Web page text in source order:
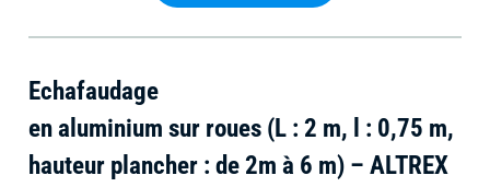
béton
déshumidificateur
Echafaudage
en aluminium sur roues (L : 2 m, l : 0,75 m,
hauteur plancher : de 2m à 6 m) – ALTREX